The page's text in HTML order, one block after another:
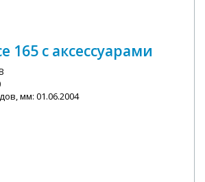
165 с аксессуарами
мм: 01.06.2004